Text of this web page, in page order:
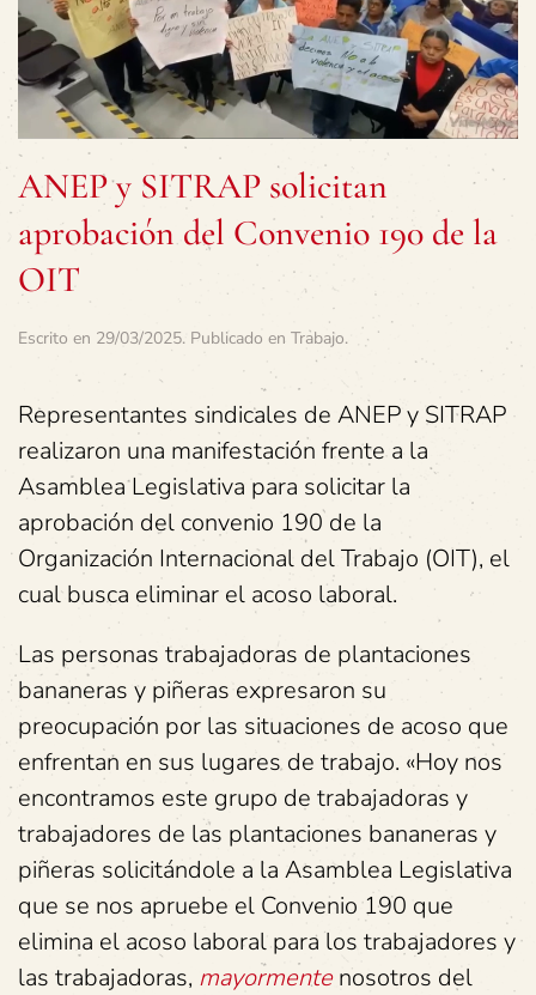
ANEP y SITRAP solicitan
aprobación del Convenio 190 de la
OIT
Escrito en 29/03/2025. Publicado en Trabajo.
Representantes sindicales de ANEP y SITRAP
realizaron una manifestación frente a la
Asamblea Legislativa para solicitar la
aprobación del convenio 190 de la
Organización Internacional del Trabajo (OIT), el
cual busca eliminar el acoso laboral.
Las personas trabajadoras de plantaciones
bananeras y piñeras expresaron su
preocupación por las situaciones de acoso que
enfrentan en sus lugares de trabajo. «Hoy nos
encontramos este grupo de trabajadoras y
trabajadores de las plantaciones bananeras y
piñeras solicitándole a la Asamblea Legislativa
que se nos apruebe el Convenio 190 que
elimina el acoso laboral para los trabajadores y
las trabajadoras, mayormentenosotros del